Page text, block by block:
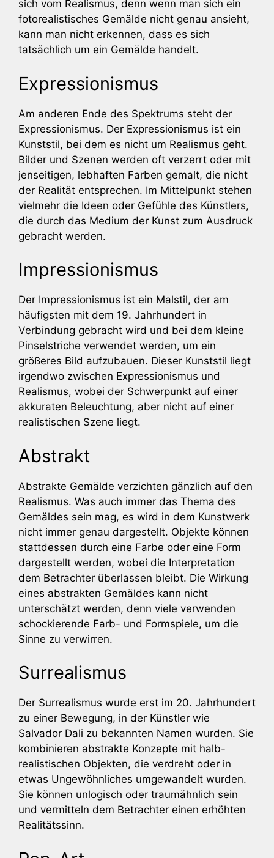
sich vom Realismus, denn wenn man sich ein
fotorealistisches Gemälde nicht genau ansieht,
kann man nicht erkennen, dass es sich
tatsächlich um ein Gemälde handelt.
Expressionismus
Am anderen Ende des Spektrums steht der
Expressionismus. Der Expressionismus ist ein
Kunststil, bei dem es nicht um Realismus geht.
Bilder und Szenen werden oft verzerrt oder mit
jenseitigen, lebhaften Farben gemalt, die nicht
der Realität entsprechen. Im Mittelpunkt stehen
vielmehr die Ideen oder Gefühle des Künstlers,
die durch das Medium der Kunst zum Ausdruck
gebracht werden.
Impressionismus
Der Impressionismus ist ein Malstil, der am
häufigsten mit dem 19. Jahrhundert in
Verbindung gebracht wird und bei dem kleine
Pinselstriche verwendet werden, um ein
größeres Bild aufzubauen. Dieser Kunststil liegt
irgendwo zwischen Expressionismus und
Realismus, wobei der Schwerpunkt auf einer
akkuraten Beleuchtung, aber nicht auf einer
realistischen Szene liegt.
Abstrakt
Abstrakte Gemälde verzichten gänzlich auf den
Realismus. Was auch immer das Thema des
Gemäldes sein mag, es wird in dem Kunstwerk
nicht immer genau dargestellt. Objekte können
stattdessen durch eine Farbe oder eine Form
dargestellt werden, wobei die Interpretation
dem Betrachter überlassen bleibt. Die Wirkung
eines abstrakten Gemäldes kann nicht
unterschätzt werden, denn viele verwenden
schockierende Farb- und Formspiele, um die
Sinne zu verwirren.
Surrealismus
Der Surrealismus wurde erst im 20. Jahrhundert
zu einer Bewegung, in der Künstler wie
Salvador Dali zu bekannten Namen wurden. Sie
kombinieren abstrakte Konzepte mit halb-
realistischen Objekten, die verdreht oder in
etwas Ungewöhnliches umgewandelt wurden.
Sie können unlogisch oder traumähnlich sein
und vermitteln dem Betrachter einen erhöhten
Realitätssinn.